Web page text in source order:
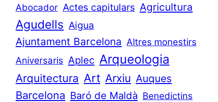
Abocador Actes capitulars Agricultura
Agudells Aigua
Ajuntament Barcelona Altres monestirs
Aniversaris Aplec Arqueologia
Arquitectura Art Arxiu Auques
Barcelona Baró de Maldà Benedictins